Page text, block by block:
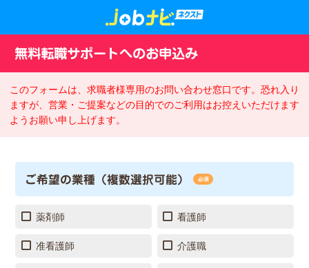
無料転職サポートへのお申込み
このフォームは、求職者様専用のお問い合わせ窓口です。恐れ入り
ますが、営業・ご提案などの目的でのご利用はお控えいただけます
ようお願い申し上げます。
ご希望の業種（複数選択可能） 必須
薬剤師 看護師
准看護師 介護職